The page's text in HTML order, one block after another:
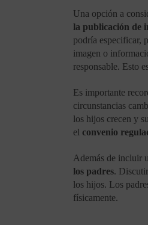
Una opción a
la publicación de
podría especificar,
imagen o
responsable. Esto
Es importante
circunstancias
los hijos crecen y
el convenio
Además de incluir
los padres.
los hijos. Los
físicamente.